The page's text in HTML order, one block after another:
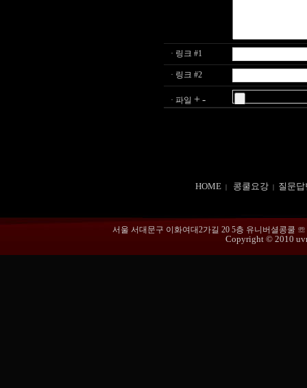
· 링크 #1
· 링크 #2
· 파일 +-
HOME | 콩쿨요강 | 질문답
서울 서대문구 이화여대2가길 20 5층 유니버셜콩쿨 ☏
Copyright © 2010